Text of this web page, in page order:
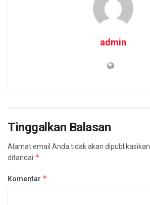
admin
Tinggalkan Balasan
Alamat email Anda tidak akan dipublikasikan.
ditandai *
Komentar *